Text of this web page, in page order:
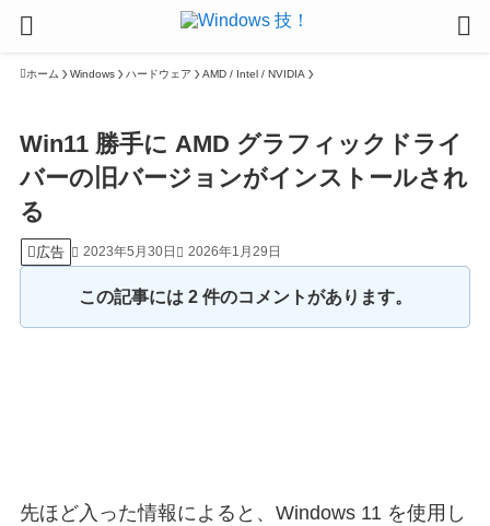
ホーム Windows ハードウェア AMD / Intel / NVIDIA
Win11 勝手に AMD グラフィックドライ
バーの旧バージョンがインストールされ
る
広告 2023年5月30日 2026年1月29日
この記事には 2 件のコメントがあります。
先ほど入った情報によると、Windows 11 を使用し